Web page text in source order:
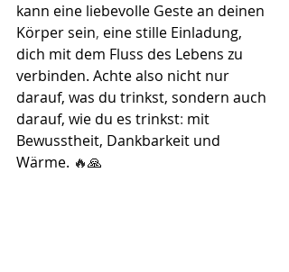
kann eine liebevolle Geste an deinen
Körper sein, eine stille Einladung,
dich mit dem Fluss des Lebens zu
verbinden. Achte also nicht nur
darauf, was du trinkst, sondern auch
darauf, wie du es trinkst​: mit
Bewusstheit, Dankbarkeit und
Wärme. 🔥🙏